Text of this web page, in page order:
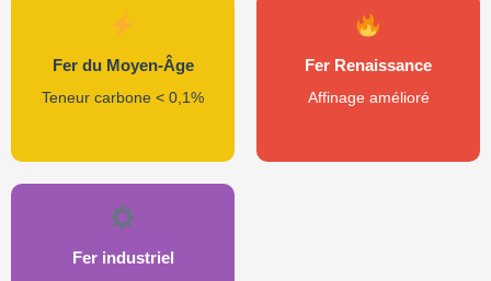
Fer du Moyen-Âge
Teneur carbone < 0,1%
Fer Renaissance
Affinage amélioré
Fer industriel